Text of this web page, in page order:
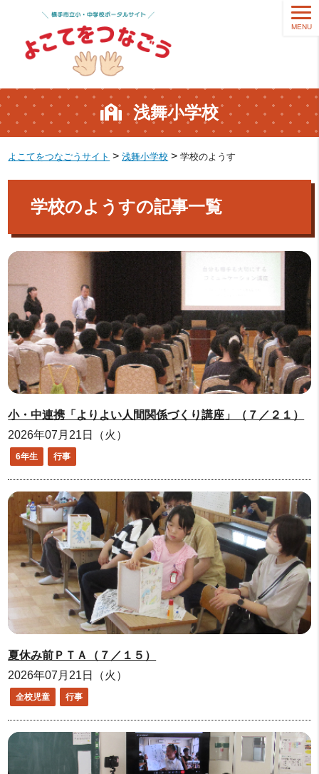
浅舞小学校
MENU
よこてをつなごうサイト >浅舞小学校 >学校のようす
学校のようすの記事一覧
小・中連携「よりよい人間関係づくり講座」（７／２１）
2026年07月21日（火）
6年生 行事
夏休み前ＰＴＡ（７／１５）
2026年07月21日（火）
全校児童 行事